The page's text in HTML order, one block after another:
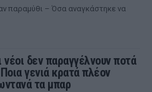
παραμύθι – Όσα αναγκάστηκε να
νέοι δεν παραγγέλνουν ποτά
γενιά κρατά πλέον
τα μπαρ